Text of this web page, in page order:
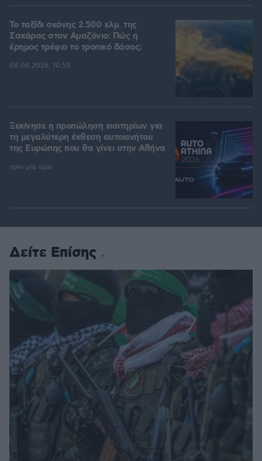
Το ταξίδι σκόνης 2.500 χλμ. της
Σαχάρας στον Αμαζόνιο: Πώς η
έρημος τρέφει το τροπικό δάσος;
08.08.2026, 10:59
Ξεκίνησε η προπώληση εισιτηρίων για
τη μεγαλύτερη έκθεση αυτοκινήτου
της Ευρώπης που θα γίνει στην Αθήνα
πριν μία ώρα
Δείτε Επίσης